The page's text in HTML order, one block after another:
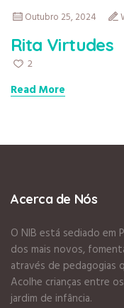
Outubro 25, 2024
Rita Virtudes
2
Read More
Acerca de Nós
O NIB está sediado em
dos mais novos,
através de pedagogias
Acolhe crianças entre
jardim de infância.